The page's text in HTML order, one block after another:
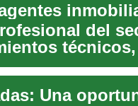
del
com...